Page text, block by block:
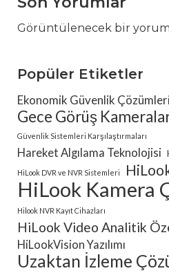
Görüntülenecek bir
Popüler Etiketler
Ekonomik Güvenlik Çözümleri
Gece Görüş
Güvenlik Sistemleri Karşılaştırmaları
Hareket Algılama Teknolojisi
HiLook DVR ve NVR Sistemleri
HiLook Kamera
Hilook NVR Kayıt Cihazları
HiLook Video Analitik
HiLookVision Yazılımı
Uzaktan İzleme